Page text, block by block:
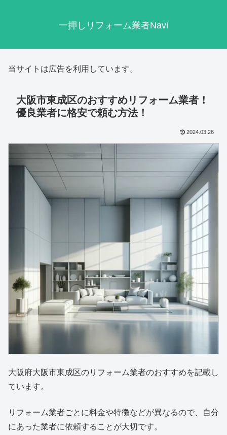
一押しリフォーム業者Navi
当サイトは広告を利用しています。
大阪市東成区のおすすめリフォーム業者！
優良業者に格安で頼む方法！
2024.03.26
大阪府大阪市東成区のリフォーム業者のおすすめを記載し
ています。
リフォーム業者ごとに料金や特徴などが異なるので、自分
にあった業者に依頼することが大切です。